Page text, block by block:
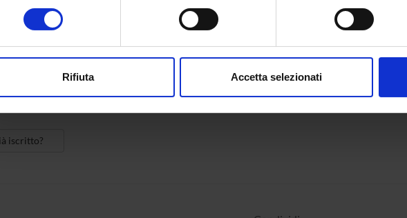
digitali).
o ritirare il tuo consenso in qualsiasi momento dalla Dichiarazione sui cookie.
raccolto dal tuo utilizzo dei loro servizi.
Rifiuta Accetta selezionati
iscritto?